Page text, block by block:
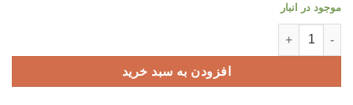
موجود در انبار
گیره برد مکانیک MECHANIC MR6 MAX عدد
افزودن به سبد خرید